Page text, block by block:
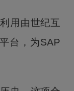
用由世纪互
台，为SAP